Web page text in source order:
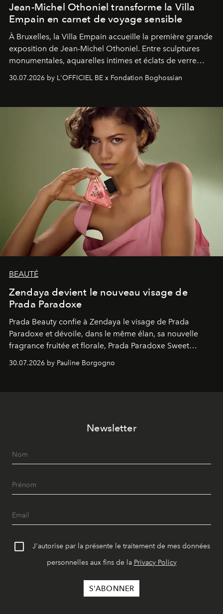
Jean-Michel Othoniel transforme la Villa
Empain en carnet de voyage sensible
À Bruxelles, la Villa Empain accueille la première grande
exposition de Jean-Michel Othoniel. Entre sculptures
monumentales, aquarelles intimes et éclats de verre
soufflé, l’artiste français compose un itinéraire
émotionnel où chaque œuvre devient le souvenir
émerveillement.
30.07.2026 by L'OFFICIEL BE x Fondation Boghossian
BEAUTÉ
Zendaya devient le nouveau visage de
Prada Paradoxe
Prada Beauty confie à Zendaya le visage de Prada
Paradoxe et dévoile, dans le même élan, sa nouvelle
fragrance fruitée et florale, Prada Paradoxe Sweet
Chemistry Eau de Parfum.
30.07.2026 by Pauline Borgogno
Newsletter
J'autorise par la présente le traitement de mes données
personnelles aux fins de la Privacy Policy